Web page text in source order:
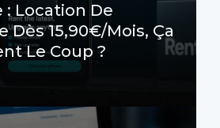
: Location De
Dès 15,90€/mois, Ça
Le Coup ?